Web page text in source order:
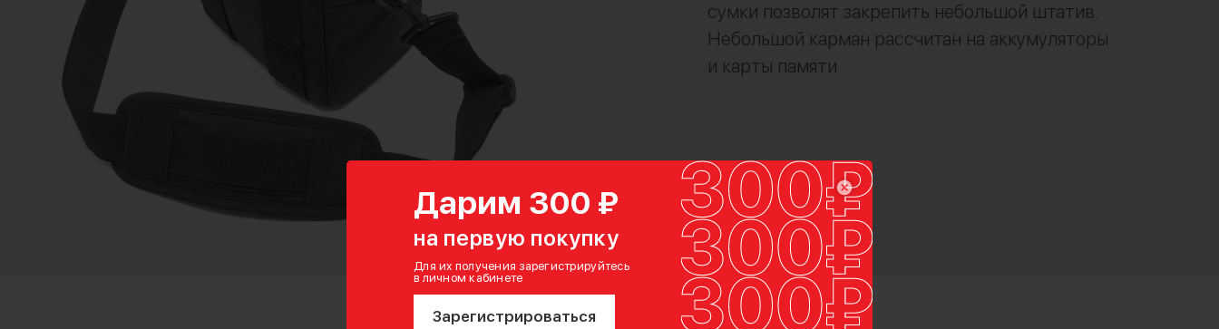
Дарим 300 ₽
на первую покупку
Для их получения зарегистрируйтесь
в личном кабинете
Зарегистрироваться
сумки позволят закрепить небольшой штатив.
Небольшой карман рассчитан на аккумуляторы
и карты памяти